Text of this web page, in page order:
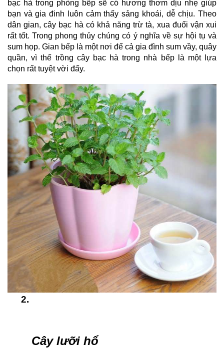
bạc hà trong phòng bếp sẽ có hương thơm dịu nhẹ giúp
bạn và gia đinh luôn cảm thấy sảng khoái, dễ chịu. Theo
dân gian, cây bạc hà có khả năng trừ tà, xua đuổi vận xui
rất tốt. Trong phong thủy chúng có ý nghĩa về sự hội tụ và
sum họp. Gian bếp là một nơi để cả gia đình sum vầy, quây
quần, vì thế trồng cây bạc hà trong nhà bếp là một lựa
chọn rất tuyệt vời đấy.
Cây lưỡi hổ